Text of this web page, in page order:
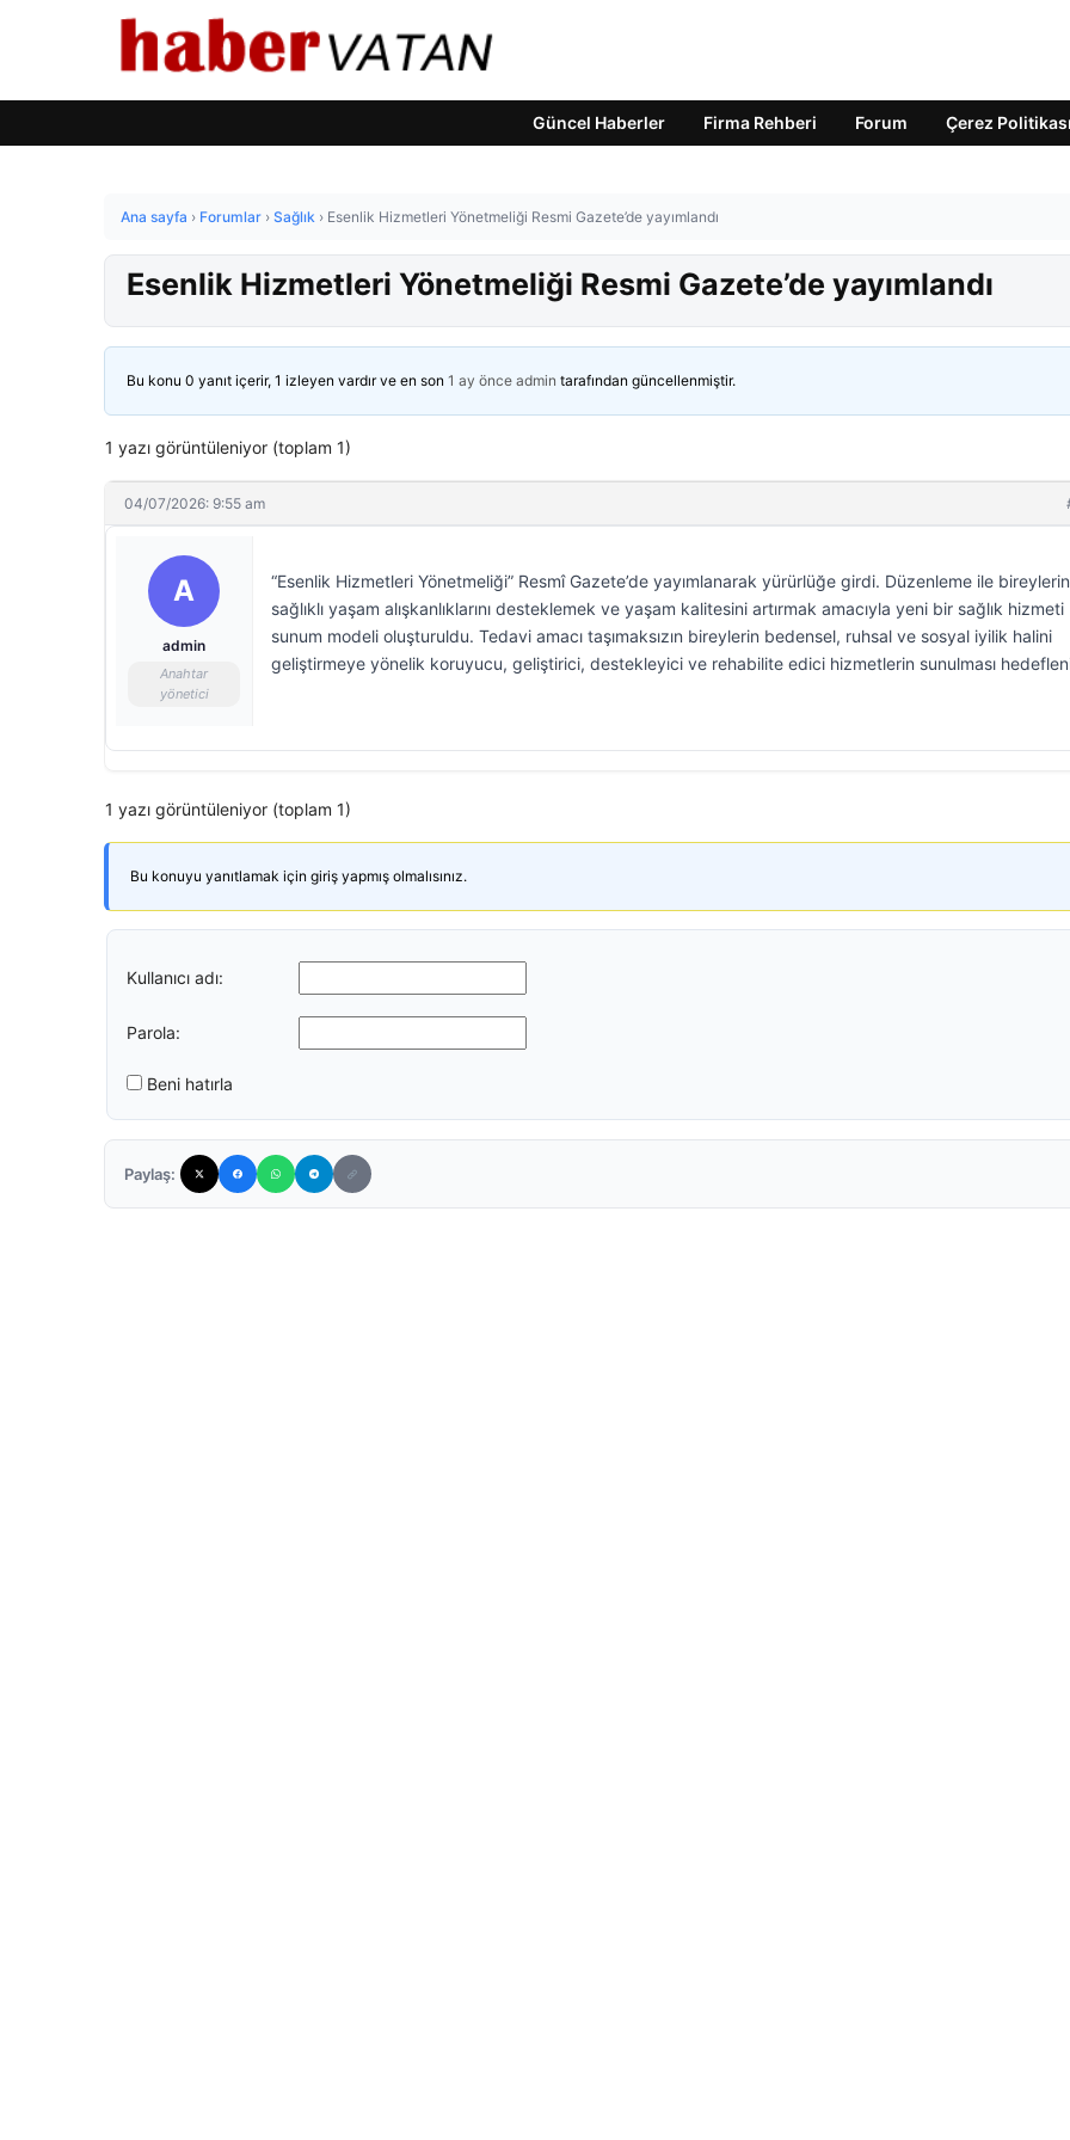
Güncel Haberler Firma Rehberi Forum Çerez Politikası
Ana sayfa › Forumlar › Sağlık › Esenlik Hizmetleri Yönetmeliği Resmi Gazete’de yayımlandı
Esenlik Hizmetleri Yönetmeliği Resmi Gazete’de yayımlandı
Bu konu 0 yanıt içerir, 1 izleyen vardır ve en son 1 ay önce admin tarafından güncellenmiştir.
1 yazı görüntüleniyor (toplam 1)
04/07/2026: 9:55 am
A
admin
Anahtar
yönetici
“Esenlik Hizmetleri Yönetmeliği” Resmî Gazete’de yayımlanarak yürürlüğe girdi. Düzenleme ile bireylerin
sağlıklı yaşam alışkanlıklarını desteklemek ve yaşam kalitesini artırmak amacıyla yeni bir sağlık hizmeti
sunum modeli oluşturuldu. Tedavi amacı taşımaksızın bireylerin bedensel, ruhsal ve sosyal iyilik halini
geliştirmeye yönelik koruyucu, geliştirici, destekleyici ve rehabilite edici hizmetlerin sunulması
1 yazı görüntüleniyor (toplam 1)
Bu konuyu yanıtlamak için giriş yapmış olmalısınız.
Kullanıcı adı:
Parola:
Beni hatırla
Paylaş: